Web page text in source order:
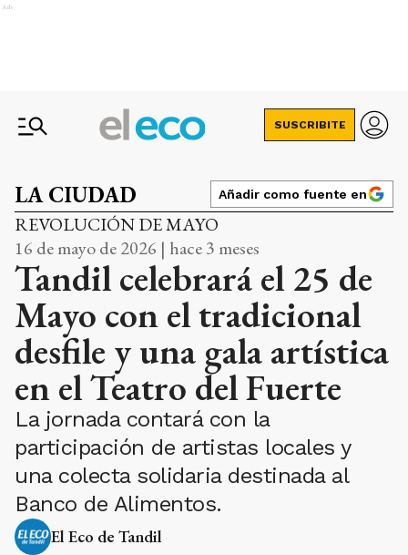
Ads
SUSCRIBITE
LA CIUDAD Añadir como fuente en
REVOLUCIÓN DE MAYO
16 de mayo de 2026 | hace 3 meses
Tandil celebrará el 25 de
Mayo con el tradicional
desfile y una gala artística
en el Teatro del Fuerte
La jornada contará con la
participación de artistas locales y
una colecta solidaria destinada al
Banco de Alimentos.
El Eco de Tandil